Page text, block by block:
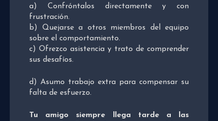
a) Confróntalos directamente y con
frustración.
b) Quejarse a otros miembros del equipo
sobre el comportamiento.
c) Ofrezco asistencia y trato de comprender
sus desafíos.
d) Asumo trabajo extra para compensar su
falta de esfuerzo.
Tu amigo siempre llega tarde a las